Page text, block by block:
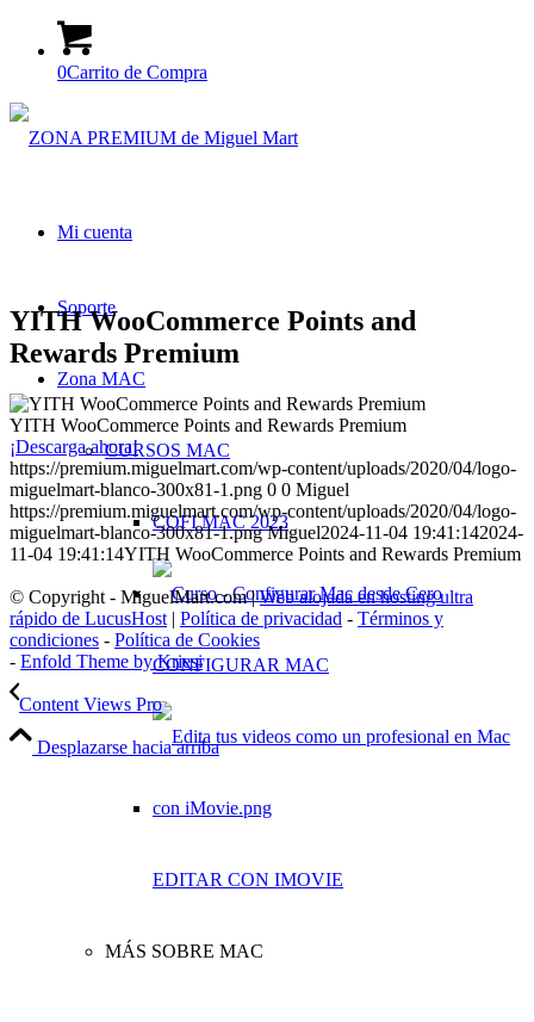
0Carrito de Compra
Mi cuenta
Soporte
Zona MAC
CURSOS MAC
COFI MAC 2023
CONFIGURAR MAC
EDITAR CON IMOVIE
MÁS SOBRE MAC
YITH WooCommerce Points and
Rewards Premium
YITH WooCommerce Points and Rewards Premium
¡Descarga ahora!
https://premium.miguelmart.com/wp-content/uploads/2020/04/logo-
miguelmart-blanco-300x81-1.png 0 0 Miguel
https://premium.miguelmart.com/wp-content/uploads/2020/04/logo-
miguelmart-blanco-300x81-1.png Miguel2024-11-04 19:41:142024-
11-04 19:41:14YITH WooCommerce Points and Rewards Premium
© Copyright - MiguelMart.com |Web alojada en hosting ultra
rápido de LucusHost | Política de privacidad - Términos y
condiciones - Política de Cookies
- Enfold Theme by Kriesi
Content Views Pro
Desplazarse hacia arriba